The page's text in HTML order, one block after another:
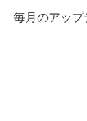
毎月のアップ